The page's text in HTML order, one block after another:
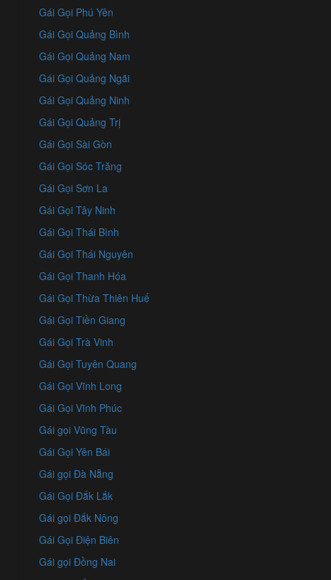
Gái Gọi Phú Yên
Gái Gọi Quảng Bình
Gái Gọi Quảng Nam
Gái Gọi Quảng Ngãi
Gái Gọi Quảng Ninh
Gái Gọi Quảng Trị
Gái Gọi Sài Gòn
Gái Gọi Sóc Trăng
Gái Gọi Sơn La
Gái Gọi Tây Ninh
Gái Gọi Thái Bình
Gái Gọi Thái Nguyên
Gái Gọi Thanh Hóa
Gái Gọi Thừa Thiên Huế
Gái Gọi Tiền Giang
Gái Gọi Trà Vinh
Gái Gọi Tuyên Quang
Gái Gọi Vĩnh Long
Gái Gọi Vĩnh Phúc
Gái gọi Vũng Tàu
Gái Gọi Yên Bái
Gái gọi Đà Nẵng
Gái Gọi Đắk Lắk
Gái gọi Đắk Nông
Gái Gọi Điện Biên
Gái gọi Đồng Nai